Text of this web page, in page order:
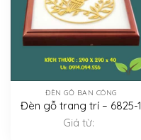
ĐÈN GỖ BAN CÔNG
Đèn gỗ trang trí – 6825-1
Giá từ: